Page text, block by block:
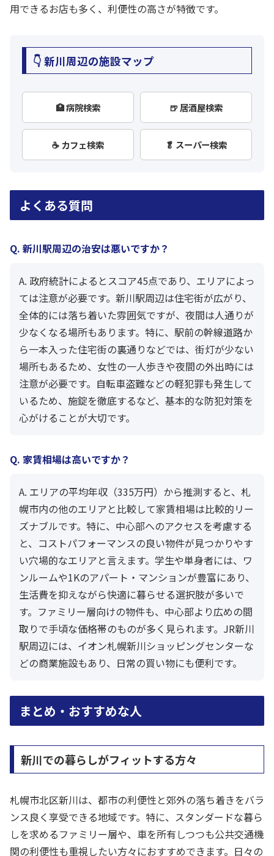
用できるお店も多く、利便性の高さが特徴です。
👇 新川周辺の施設マップ
🏥 病院検索 🍺 居酒屋検索
☕ カフェ検索 🥬 スーパー検索
よくある質問
Q. 新川駅周辺の治安は悪いですか？
A. 政府統計によるとスコア45点であり、エリアによっ
ては注意が必要です。新川駅周辺は住宅街が広がり、
全体的には落ち着いた雰囲気ですが、夜間は人通りが
少なくなる場所もあります。特に、駅前の幹線道路か
ら一本入った住宅街の裏通りなどでは、街灯が少ない
場所もあるため、女性の一人歩きや夜間の外出時には
注意が必要です。自転車盗難などの軽犯罪も発生して
いるため、施錠を徹底するなど、基本的な防犯対策を
心がけることが大切です。
Q. 家賃相場は高いですか？
A. エリアの平均年収（335万円）から推測すると、札
幌市内の他のエリアと比較して家賃相場は比較的リー
ズナブルです。特に、中心部へのアクセスを考慮する
と、コストパフォーマンスの良い物件が見つかりやす
い穴場的なエリアと言えます。学生や単身者には、ワ
ンルームや1Kのアパート・マンションが豊富にあり、
生活費を抑えながら快適に暮らせる選択肢が多いで
す。ファミリー層向けの物件も、中心部より広めの間
取りで手頃な価格帯のものが多く見られます。JR新川
駅周辺には、イオン札幌新川ショッピングセンターな
どの商業施設もあり、日常の買い物にも便利です。
まとめ・おすすめな人
新川での暮らしがフィットする方々
札幌市北区新川は、都市の利便性と郊外の落ち着きをバラ
ンス良く享受できる地域です。特に、スタンダードな暮ら
しを求めるファミリー層や、車を所有しつつも公共交通機
関の利便性も重視したい方々におすすめできます。日々の